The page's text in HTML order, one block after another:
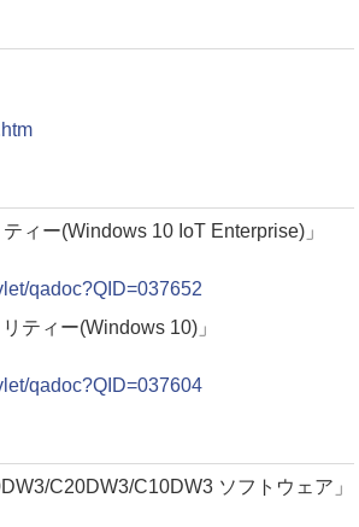
ィー(Windows 10 IoT Enterprise)」
qadoc?QID=037652
ティー(Windows 10)」
qadoc?QID=037604
C20DW3/C10DW3 ソフトウェア」